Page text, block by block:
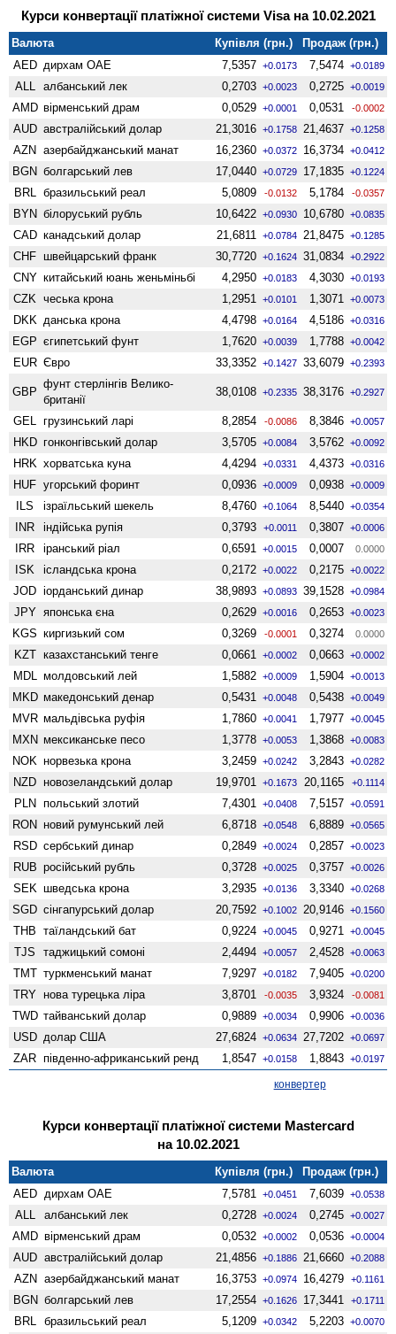
Курси конвертації платіжної системи Visa на 10.02.2021
Валюта Купівля (грн.)
Продаж (грн.)
AED дирхам ОАЕ 7,5357 +0.0173 7,5474 +0.0189
ALL албанський лек 0,2703 +0.0023 0,2725 +0.0019
AMD вiрменський драм 0,0529 +0.0001 0,0531 -0.0002
AUD австралійський долар 21,3016 +0.1758 21,4637 +0.1258
AZN азербайджанський манат 16,2360 +0.0372 16,3734 +0.0412
BGN болгарський лев 17,0440 +0.0729 17,1835 +0.1224
BRL бразильський реал 5,0809 -0.0132 5,1784 -0.0357
BYN білоруський рубль 10,6422 +0.0930 10,6780 +0.0835
CAD канадський долар 21,6811 +0.0784 21,8475 +0.1285
CHF швейцарський франк 30,7720 +0.1624 31,0834 +0.2922
CNY китайський юань женьмiньбi 4,2950 +0.0183 4,3030 +0.0193
CZK чеська крона 1,2951 +0.0101 1,3071 +0.0073
DKK данська крона 4,4798 +0.0164 4,5186 +0.0316
EGP єгипетський фунт 1,7620 +0.0039 1,7788 +0.0042
EUR Євро 33,3352 +0.1427 33,6079 +0.2393
GBP
фунт стерлінгів Велико­
британії
38,0108 +0.2335 38,3176 +0.2927
GEL грузинський ларі 8,2854 -0.0086 8,3846 +0.0057
HKD гонконгівський долар 3,5705 +0.0084 3,5762 +0.0092
HRK хорватська куна 4,4294 +0.0331 4,4373 +0.0316
HUF угорський форинт 0,0936 +0.0009 0,0938 +0.0009
ILS ізраїльський шекель 8,4760 +0.1064 8,5440 +0.0354
INR індійська рупія 0,3793 +0.0011 0,3807 +0.0006
IRR іранський ріал 0,6591 +0.0015 0,0007 0.0000
ISK ісландська крона 0,2172 +0.0022 0,2175 +0.0022
JOD іорданський динар 38,9893 +0.0893 39,1528 +0.0984
JPY японська єна 0,2629 +0.0016 0,2653 +0.0023
KGS киргизький сом 0,3269 -0.0001 0,3274 0.0000
KZT казахстанський тенге 0,0661 +0.0002 0,0663 +0.0002
MDL молдовський лей 1,5882 +0.0009 1,5904 +0.0013
MKD македонський денар 0,5431 +0.0048 0,5438 +0.0049
MVR мальдівська руфія 1,7860 +0.0041 1,7977 +0.0045
MXN мексиканське песо 1,3778 +0.0053 1,3868 +0.0083
NOK норвезька крона 3,2459 +0.0242 3,2843 +0.0282
NZD ново­зеландський долар 19,9701 +0.1673 20,1165 +0.1114
PLN польський злотий 7,4301 +0.0408 7,5157 +0.0591
RON новий румунський лей 6,8718 +0.0548 6,8889 +0.0565
RSD сербський динар 0,2849 +0.0024 0,2857 +0.0023
RUB російський рубль 0,3728 +0.0025 0,3757 +0.0026
SEK шведська крона 3,2935 +0.0136 3,3340 +0.0268
SGD сінгапурський долар 20,7592 +0.1002 20,9146 +0.1560
THB таїландський бат 0,9224 +0.0045 0,9271 +0.0045
TJS таджицький сомоні 2,4494 +0.0057 2,4528 +0.0063
TMT туркменський манат 7,9297 +0.0182 7,9405 +0.0200
TRY нова турецька ліра 3,8701 -0.0035 3,9324 -0.0081
TWD тайванський долар 0,9889 +0.0034 0,9906 +0.0036
USD долар США 27,6824 +0.0634 27,7202 +0.0697
ZAR південно-африканський ренд 1,8547 +0.0158 1,8843 +0.0197
конвертер
Курси конвертації платіжної системи Mastercard
на 10.02.2021
Валюта Купівля (грн.)
Продаж (грн.)
AED дирхам ОАЕ 7,5781 +0.0451 7,6039 +0.0538
ALL албанський лек 0,2728 +0.0024 0,2745 +0.0027
AMD вiрменський драм 0,0532 +0.0002 0,0536 +0.0004
AUD австралійський долар 21,4856 +0.1886 21,6660 +0.2088
AZN азербайджанський манат 16,3753 +0.0974 16,4279 +0.1161
BGN болгарський лев 17,2554 +0.1626 17,3441 +0.1711
BRL бразильський реал 5,1209 +0.0342 5,2203 +0.0070